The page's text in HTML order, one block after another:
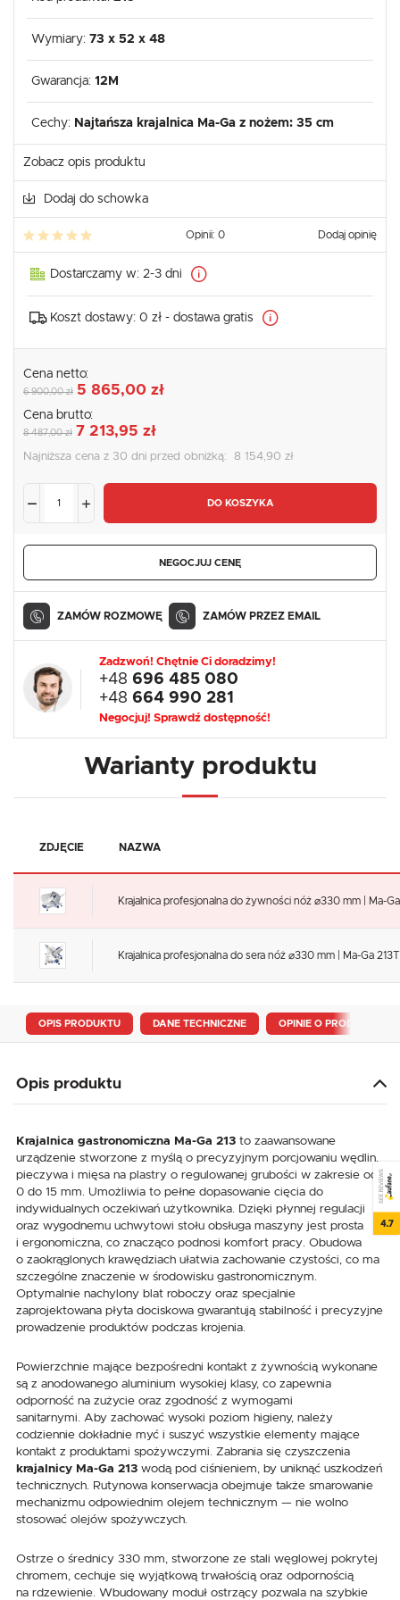
Wymiary: 73 x 52 x 48
Gwarancja: 12M
Cechy: Najtańsza krajalnica Ma-Ga z nożem: 35 cm
Zobacz opis produktu
Dodaj do schowka
Opinii: 0 Dodaj opinię
Dostarczamy w: 2-3 dni
Koszt dostawy: 0 zł - dostawa gratis
Cena netto:
6 900,00 zł 5 865,00 zł
Cena brutto:
8 487,00 zł 7 213,95 zł
Najniższa cena z 30 dni przed obniżką: 8 154,90 zł
DO KOSZYKA
NEGOCJUJ CENĘ
ZAMÓW ROZMOWĘ ZAMÓW PRZEZ EMAIL
Zadzwoń! Chętnie Ci doradzimy!
+48 696 485 080
+48 664 990 281
Negocjuj! Sprawdź dostępność!
Warianty produktu
ZDJĘCIE NAZWA
Krajalnica profesjonalna do żywności nóż ⌀330 mm | Ma-
Krajalnica profesjonalna do sera nóż ⌀330 mm | Ma-Ga 213T
OPIS PRODUKTU DANE TECHNICZNE OPINIE O PRODUKCIE
Opis produktu
Krajalnica gastronomiczna Ma-Ga 213 to zaawansowane
urządzenie stworzone z myślą o precyzyjnym porcjowaniu wędlin,
pieczywa i mięsa na plastry o regulowanej grubości w zakresie od
0 do 15 mm. Umożliwia to pełne dopasowanie cięcia do
indywidualnych oczekiwań użytkownika. Dzięki płynnej regulacji
oraz wygodnemu uchwytowi stołu obsługa maszyny jest prosta
i ergonomiczna, co znacząco podnosi komfort pracy. Obudowa
o zaokrąglonych krawędziach ułatwia zachowanie czystości, co ma
szczególne znaczenie w środowisku gastronomicznym.
Optymalnie nachylony blat roboczy oraz specjalnie
zaprojektowana płyta dociskowa gwarantują stabilność i precyzyjne
prowadzenie produktów podczas krojenia.
Powierzchnie mające bezpośredni kontakt z żywnością wykonane
są z anodowanego aluminium wysokiej klasy, co zapewnia
odporność na zużycie oraz zgodność z wymogami
sanitarnymi. Aby zachować wysoki poziom higieny, należy
codziennie dokładnie myć i suszyć wszystkie elementy mające
kontakt z produktami spożywczymi. Zabrania się czyszczenia
krajalnicy Ma-Ga 213 wodą pod ciśnieniem, by uniknąć uszkodzeń
technicznych. Rutynowa konserwacja obejmuje także smarowanie
mechanizmu odpowiednim olejem technicznym — nie wolno
stosować olejów spożywczych.
Ostrze o średnicy 330 mm, stworzone ze stali węglowej pokrytej
chromem, cechuje się wyjątkową trwałością oraz odpornością
na rdzewienie. Wbudowany moduł ostrzący pozwala na szybkie
SEE REVIEWS
4.7